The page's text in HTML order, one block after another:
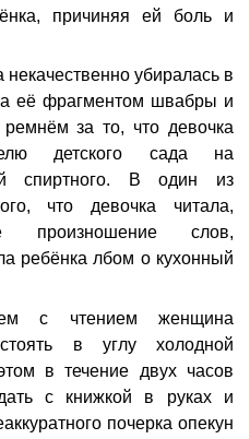
причиняя ей боль и
некачественно убиралась в
её фрагментом швабры и
за то, что девочка
детского сада на
спиртного. В один из
что девочка читала,
произношение слов,
ребёнка лбом о кухонный
с чтением женщина
в углу холодной
в течение двух часов
с книжкой в руках и
почерка опекун